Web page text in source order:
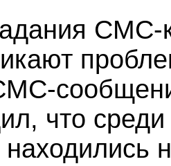
СМС-
что
находились